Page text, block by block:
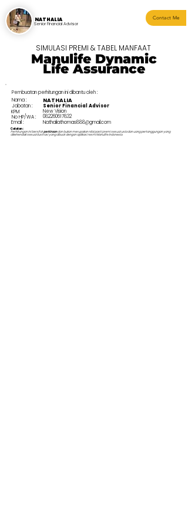
Senior Financial Advisor
NATHALIA Contact Me
SIMULASI PREMI & TABEL MANFAAT
Manulife Dynamic
Life Assurance
Pembuatan perhitungan ini dibantu oleh :
Nama :
NATHALIA
Jabatan :
Senior Financial Advisor
KPM
No HP/WA :
New Vision
082260617832
Email :
Nathaliathomas888@gmail.com
Catatan :
Perhitungan ini bersifatperkiraandan bukan merupakan nilai pasti premi sesuai usia dan uang pertanggungan yang
dikehendaki sesuai ilustrasi yang dibuat dengan aplikasi resmi Manulife Indonesia.